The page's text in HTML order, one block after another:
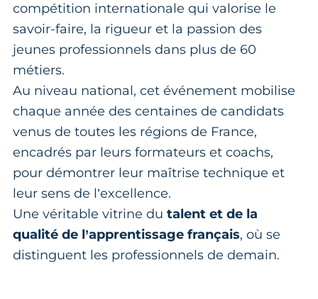
compétition internationale qui valorise le
savoir-faire, la rigueur et la passion des
jeunes professionnels dans plus de 60
métiers.
Au niveau national, cet événement mobilise
chaque année des centaines de candidats
venus de toutes les régions de France,
encadrés par leurs formateurs et coachs,
pour démontrer leur maîtrise technique et
leur sens de l’excellence.
Une véritable vitrine du talent et de la
qualité de l’apprentissage français, où se
distinguent les professionnels de demain.